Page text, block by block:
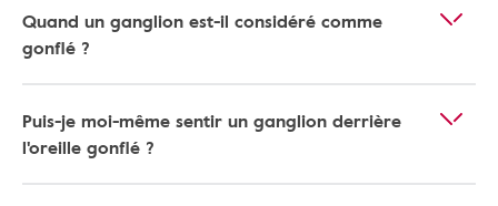
Quand un ganglion est-il considéré comme
gonflé ?
Puis-je moi-même sentir un ganglion derrière
l'oreille gonflé ?